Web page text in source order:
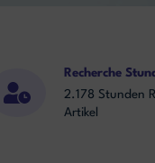
Recherche
2.178 Stunden
Artikel